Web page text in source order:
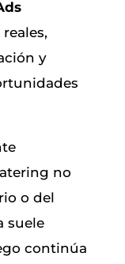
y
no
o del
suele
continúa